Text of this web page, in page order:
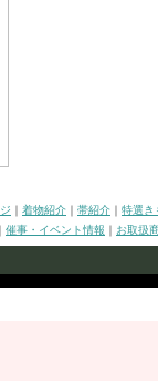
｜ 着物紹介 ｜ 帯紹介 ｜ 特選き
｜ 催事・イベント情報 ｜ お取扱